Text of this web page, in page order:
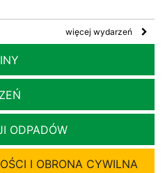
więcej wydarzeń
ODPADÓW
I OBRONA CYWILNA